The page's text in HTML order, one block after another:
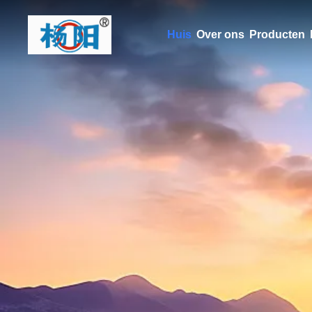
Huis Over ons Producten